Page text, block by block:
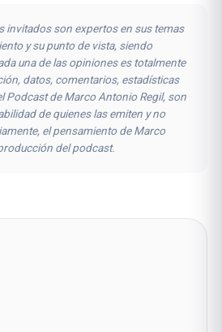
invitados son expertos en sus temas
y su punto de vista, siendo
una de las opiniones es totalmente
datos, comentarios, estadísticas
Podcast de Marco Antonio Regil, son
de quienes las emiten y no
el pensamiento de Marco
del podcast.